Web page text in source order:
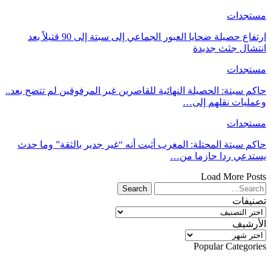
مستجدات
ارتفاع حصيلة ضحايا العبور الجماعي إلى سبتة إلى 90 قتيلاً بعد
انتشال جثث جديدة
مستجدات
حاكم سبتة: الحصيلة النهائية للقاصرين غير المرفوقين لم تتضح بعد..
وعمليات نقلهم إلى…
مستجدات
حاكم سبتة المحتلة: المغرب أثبت أنه “غير جدير بالثقة” وما حدث
يستدعي ردا حازما من…
Load More Posts
تصنيفات
تصنيفات
الأرشيف
الأرشيف
Popular Categories